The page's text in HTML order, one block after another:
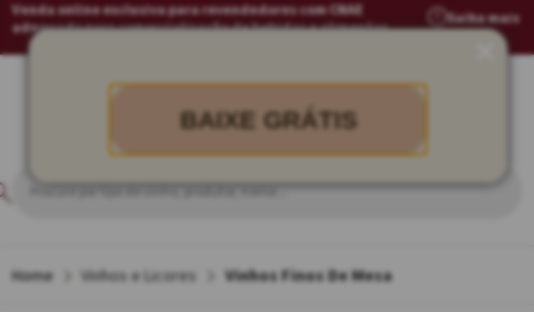
BAIXE GRÁTIS
Venda online exclusiva para revendedores com CNAE
adequado para comercialização de bebidas e alimentos
Saiba mais
Vinhos e Licores Vinhos Finos De Mesa